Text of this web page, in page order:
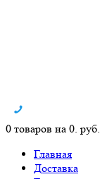
0 товаров на 0. руб.
Главная
Доставка